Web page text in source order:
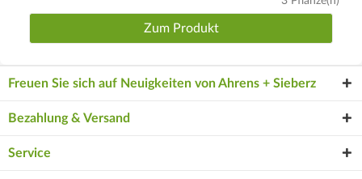
Zum Produkt
Freuen Sie sich auf Neuigkeiten von Ahrens + Sieberz
Bezahlung & Versand
Service